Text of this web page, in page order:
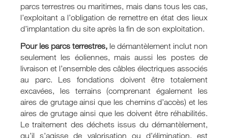
parcs terrestres ou maritimes, mais dans tous les cas,
l’exploitant a l’obligation de remettre en état des lieux
d’implantation du site après la fin de son exploitation.
Pour les parcs terrestres, le démantèlement inclut non
seulement les éoliennes, mais aussi les postes de
livraison et l’ensemble des câbles électriques associés
au parc. Les fondations doivent être totalement
excavées, les terrains (comprenant également les
aires de grutage ainsi que les chemins d’accès) et les
aires de grutage ainsi que les doivent être réhabilités.
Le traitement des déchets issus du démantèlement,
qu’il s’agisse de valorisation ou d’élimination, est